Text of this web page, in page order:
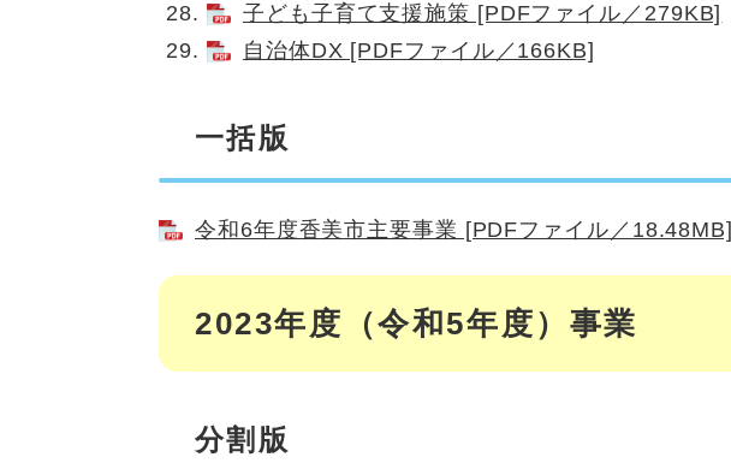
子ども子育て支援施策 [PDFファイル／279KB]
自治体DX [PDFファイル／166KB]
一括版
令和6年度香美市主要事業 [PDFファイル／18.48MB]
2023年度（令和5年度）事業
分割版